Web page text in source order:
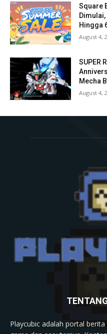
Square
Hingga
August 4,
SUPER
Mecha
August 4,
Playcubic adalah portal